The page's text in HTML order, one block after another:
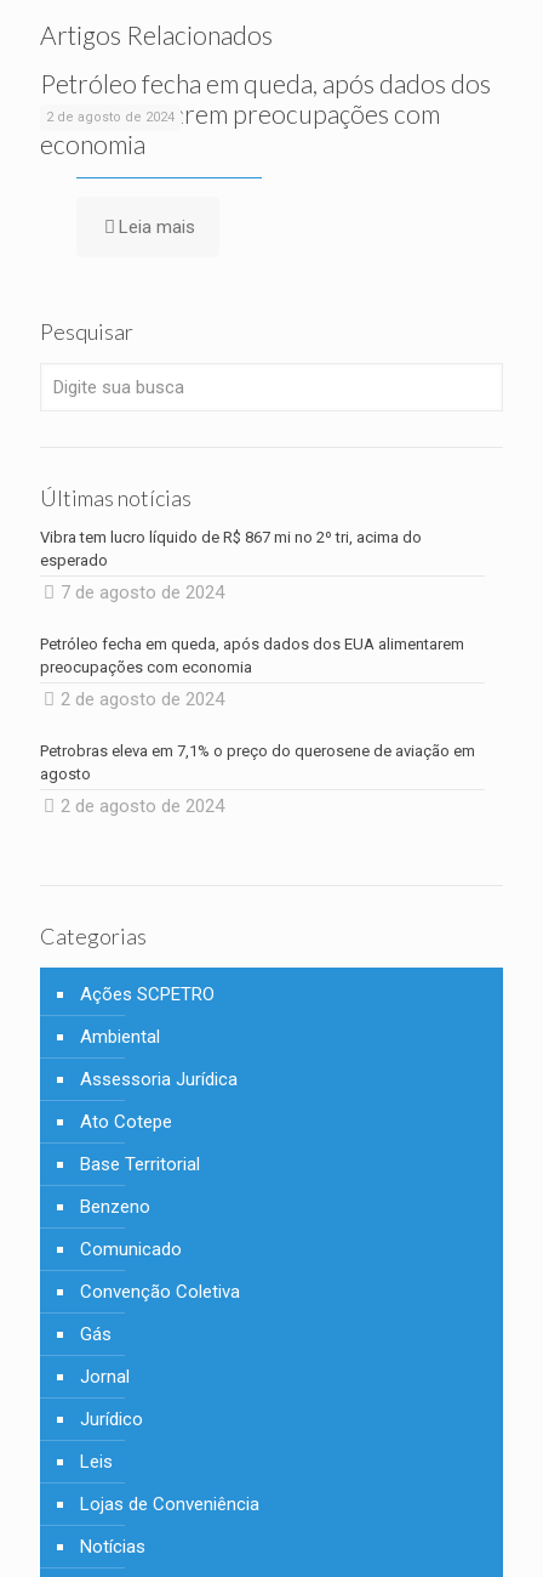
Artigos Relacionados
2 de agosto de 2024
Petróleo fecha em queda, após dados dos
EUA alimentarem preocupações com
economia
Leia mais
Pesquisar
Últimas notícias
Vibra tem lucro líquido de R$ 867 mi no 2º tri, acima do
esperado
7 de agosto de 2024
Petróleo fecha em queda, após dados dos EUA alimentarem
preocupações com economia
2 de agosto de 2024
Petrobras eleva em 7,1% o preço do querosene de aviação em
agosto
2 de agosto de 2024
Categorias
Ações SCPETRO
Ambiental
Assessoria Jurídica
Ato Cotepe
Base Territorial
Benzeno
Comunicado
Convenção Coletiva
Gás
Jornal
Jurídico
Leis
Lojas de Conveniência
Notícias